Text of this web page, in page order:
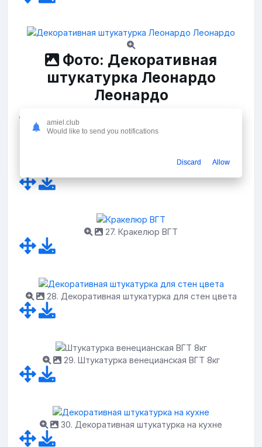
Фото: Декоративная
штукатурка Леонардо
Леонардо
26. Фактурная штукатурка венецианка
27. Кракелюр ВГТ
28. Декоративная штукатурка для стен цвета
29. Штукатурка венецианская ВГТ 8кг
30. Декоративная штукатурка на кухне
amiel.club
Would like to send you notifications
Discard Allow